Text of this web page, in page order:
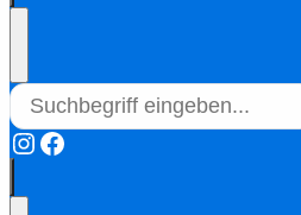
Instagram
Facebook